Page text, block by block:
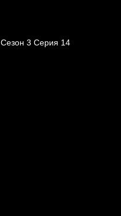
Сезон 3 Серия 14